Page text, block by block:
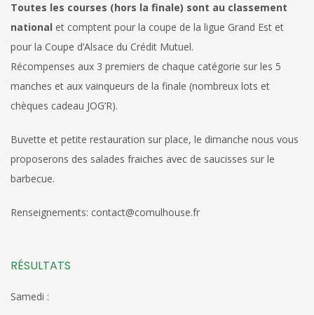
Toutes les courses (hors la finale) sont au classement
national et comptent pour la coupe de la ligue Grand Est et
pour la Coupe d’Alsace du Crédit Mutuel.
Récompenses aux 3 premiers de chaque catégorie sur les 5
manches et aux vainqueurs de la finale (nombreux lots et
chèques cadeau JOG’R).
Buvette et petite restauration sur place, le dimanche nous vous
proposerons des salades fraiches avec de saucisses sur le
barbecue.
Renseignements: contact@comulhouse.fr
RÉSULTATS
Samedi :